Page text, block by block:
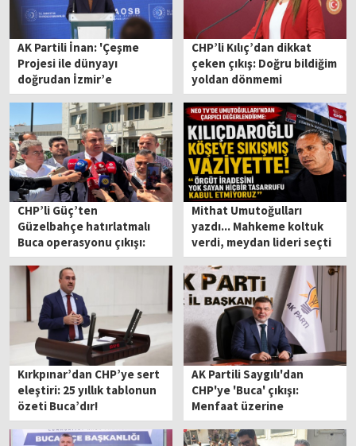
AK Partili İnan: 'Çeşme
Projesi ile dünyayı
doğrudan İzmir’e
bağlayacağız'
CHP’li Kılıç’dan dikkat
çeken çıkış: Doğru bildiğim
yoldan dönmemi
beklemesinler!
CHP’li Güç’ten
Güzelbahçe hatırlatmalı
Buca operasyonu çıkışı:
Tutuklama artık bir
standart!
Mithat Umutoğulları
yazdı... Mahkeme koltuk
verdi, meydan lideri seçti
Kırkpınar’dan CHP’ye sert
eleştiri: 25 yıllık tablonun
özeti Buca’dır!
AK Partili Saygılı'dan
CHP'ye 'Buca' çıkışı:
Menfaat üzerine
kurdukları rezil çarkları
ayyuka çıktı!